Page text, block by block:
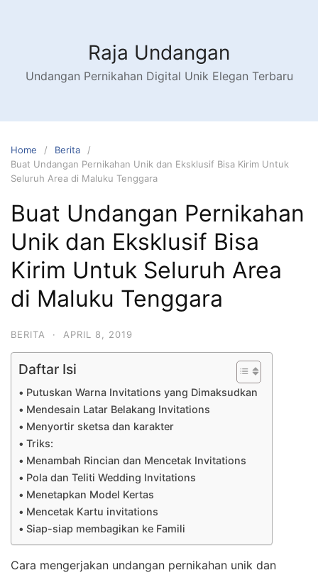
Raja Undangan
Undangan Pernikahan Digital Unik Elegan Terbaru
Home
Berita
Buat Undangan Pernikahan Unik dan Eksklusif Bisa Kirim Untuk
Seluruh Area di Maluku Tenggara
Buat Undangan Pernikahan
Unik dan Eksklusif Bisa
Kirim Untuk Seluruh Area
di Maluku Tenggara
BERITA · APRIL 8, 2019
Daftar Isi
Putuskan Warna Invitations yang Dimaksudkan
Mendesain Latar Belakang Invitations
Menyortir sketsa dan karakter
Triks:
Menambah Rincian dan Mencetak Invitations
Pola dan Teliti Wedding Invitations
Menetapkan Model Kertas
Mencetak Kartu invitations
Siap-siap membagikan ke Famili
Cara mengerjakan undangan pernikahan unik dan